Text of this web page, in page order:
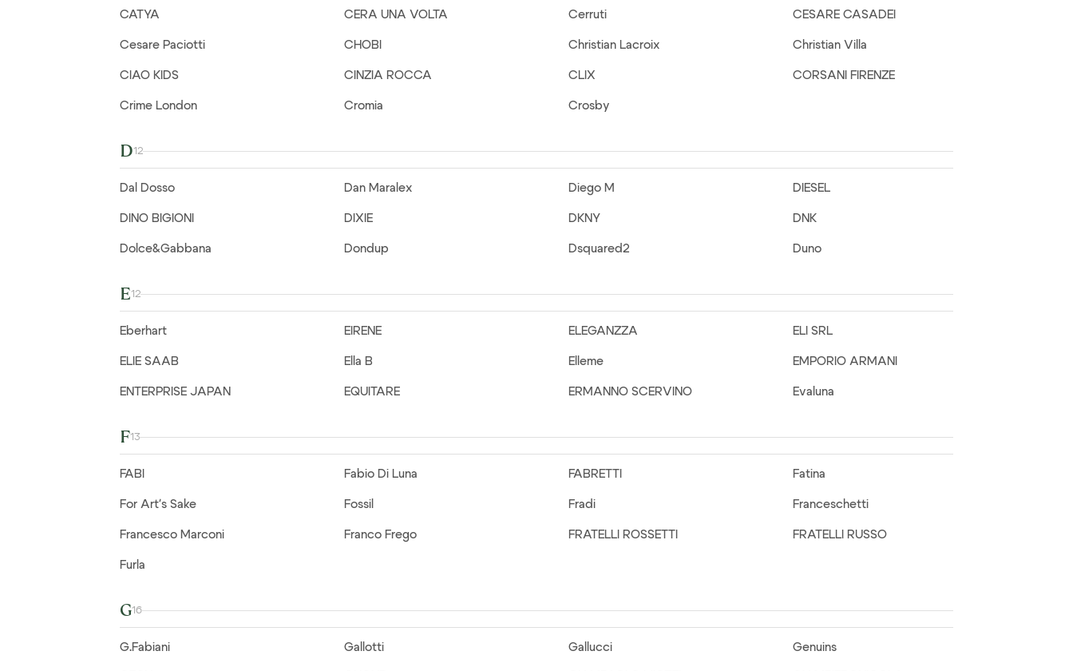
CATYA CERA UNA VOLTA Cerruti CESARE CASADEI
Cesare Paciotti CHOBI Christian Lacroix Christian Villa
CIAO KIDS CINZIA ROCCA CLIX CORSANI FIRENZE
Crime London Cromia Crosby
D12
Dal Dosso Dan Maralex Diego M DIESEL
DINO BIGIONI DIXIE DKNY DNK
Dolce&Gabbana Dondup Dsquared2 Duno
E12
Eberhart EIRENE ELEGANZZA ELI SRL
ELIE SAAB Ella B Elleme EMPORIO ARMANI
ENTERPRISE JAPAN EQUITARE ERMANNO SCERVINO Evaluna
F13
FABI Fabio Di Luna FABRETTI Fatina
For Art's Sake Fossil Fradi Franceschetti
Francesco Marconi Franco Frego FRATELLI ROSSETTI FRATELLI RUSSO
Furla
G16
G.Fabiani Gallotti Gallucci Genuins